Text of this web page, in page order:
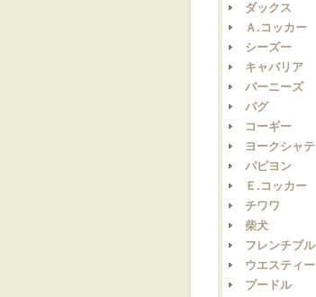
ダックス
Ａ.コッカー
シーズー
キャバリア
バーニーズ
パグ
コーギー
ヨークシャ
パピヨン
Ｅ.コッカー
チワワ
柴犬
フレンチブル
ウエスティー
プードル